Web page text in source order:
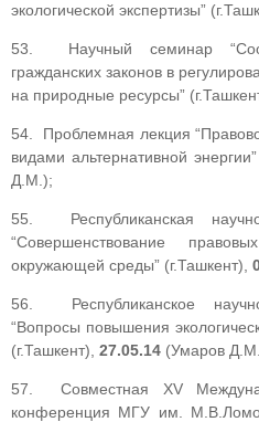
экологической экспертизы”
53. Научный семинар
гражданских законов в
на природные ресурсы”
54. Проблемная лекция
видами альтернативной
Д.М.);
55. Республиканская
“Совершенствование
окружающей среды” (г.Ташкент),
56. Республиканское
“Вопросы повышения
(г.Ташкент), 27.05.14 (Умаров
57. Совместная XV
конференция МГУ им.